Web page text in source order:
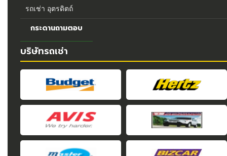
รถเช่า อุตรดิตถ์
กระดานถามตอบ
บริษัทรถเช่า